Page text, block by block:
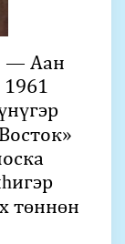
— Аан
төннөн